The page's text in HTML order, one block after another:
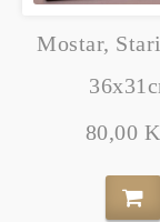
Mostar,
80,00